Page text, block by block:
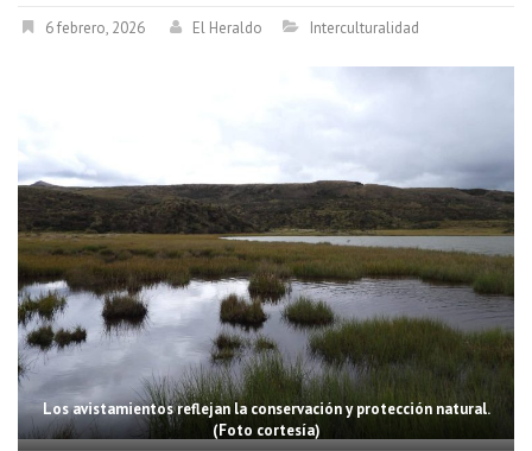
6 febrero, 2026 El Heraldo Interculturalidad
Los avistamientos reflejan la conservación y protección natural.
(Foto cortesía)